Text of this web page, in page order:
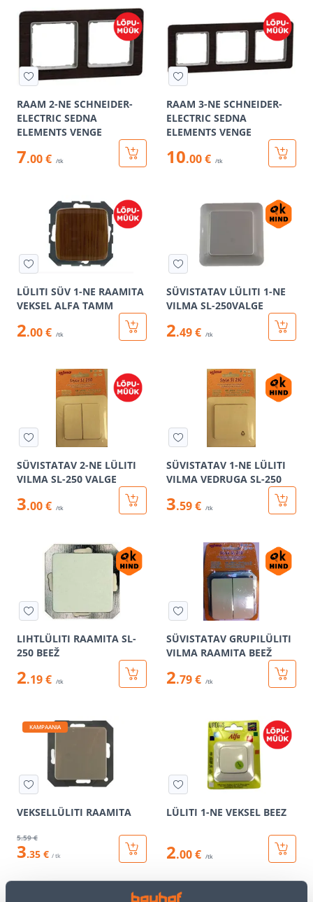
RAAM 2-NE SCHNEIDER-
ELECTRIC SEDNA
ELEMENTS VENGE
7.00 € /tk
RAAM 3-NE SCHNEIDER-
ELECTRIC SEDNA
ELEMENTS VENGE
10.00 € /tk
LÜLITI SÜV 1-NE RAAMITA
VEKSEL ALFA TAMM
2.00 € /tk
SÜVISTATAV LÜLITI 1-NE
VILMA SL-250VALGE
2.49 € /tk
SÜVISTATAV 2-NE LÜLITI
VILMA SL-250 VALGE
3.00 € /tk
SÜVISTATAV 1-NE LÜLITI
VILMA VEDRUGA SL-250
3.59 € /tk
LIHTLÜLITI RAAMITA SL-
250 BEEŽ
2.19 € /tk
SÜVISTATAV GRUPILÜLITI
VILMA RAAMITA BEEŽ
2.79 € /tk
KAMPAANIA
VEKSELLÜLITI RAAMITA
5.59 €
3.35 € / tk
LÜLITI 1-NE VEKSEL BEEZ
2.00 € /tk